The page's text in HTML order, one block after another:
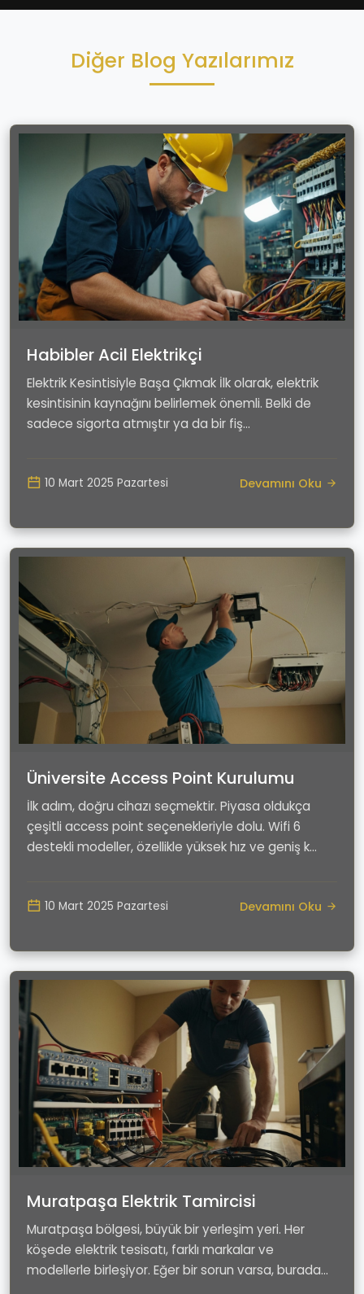
Diğer Blog Yazılarımız
Habibler Acil Elektrikçi
Elektrik Kesintisiyle Başa Çıkmak İlk olarak, elektrik
kesintisinin kaynağını belirlemek önemli. Belki de
sadece sigorta atmıştır ya da bir fiş...
10 Mart 2025 Pazartesi Devamını Oku
Üniversite Access Point Kurulumu
İlk adım, doğru cihazı seçmektir. Piyasa oldukça
çeşitli access point seçenekleriyle dolu. Wifi 6
destekli modeller, özellikle yüksek hız ve geniş k...
10 Mart 2025 Pazartesi Devamını Oku
Muratpaşa Elektrik Tamircisi
Muratpaşa bölgesi, büyük bir yerleşim yeri. Her
köşede elektrik tesisatı, farklı markalar ve
modellerle birleşiyor. Eğer bir sorun varsa, burada